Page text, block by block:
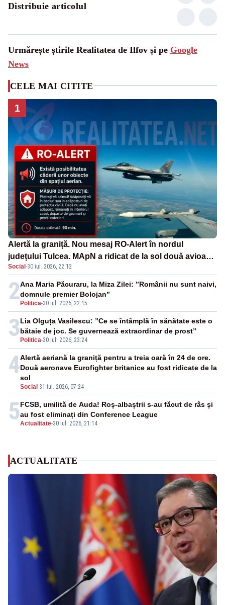
Distribuie articolul
Urmărește știrile Realitatea de Ilfov și pe Google
News
CELE MAI CITITE
1
Alertă la graniță. Nou mesaj RO-Alert în nordul
județului Tulcea. MApN a ridicat de la sol două avioane
F-16
Social ·30 iul. 2026, 22:12
2 Politica-30 iul. 2026, 22:15
Ana Maria Păcuraru, la Miza Zilei: ”Românii nu sunt naivi,
domnule premier Bolojan”
3 Politica-30 iul. 2026, 23:24
Lia Olguța Vasilescu: ”Ce se întâmplă în sănătate este o
bătaie de joc. Se guvernează extraordinar de prost”
4
Social -31 iul. 2026, 07:24
Alertă aeriană la graniță pentru a treia oară în 24 de ore.
Două aeronave Eurofighter britanice au fost ridicate de la
sol
5Actualitate-30 iul. 2026, 21:14
FCSB, umilită de Auda! Roș-albaștrii s-au făcut de râs și
au fost eliminați din Conference League
ACTUALITATE